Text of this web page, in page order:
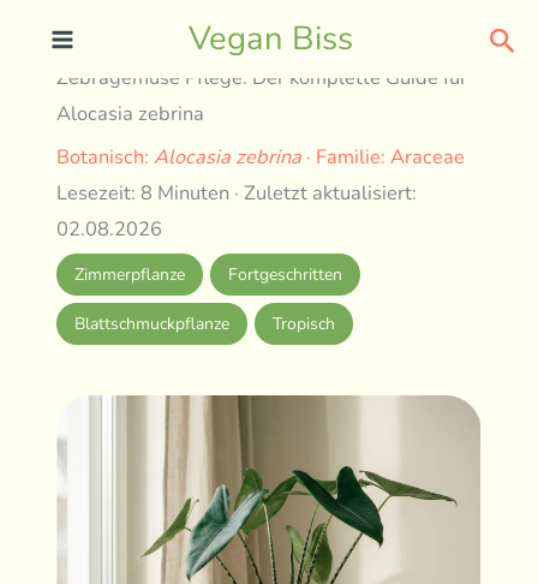
content
Vegan Biss
Zebragemüse Pflege: Der komplette Guide für
Alocasia zebrina
Botanisch:Alocasia zebrina · Familie: Araceae
Lesezeit: 8 Minuten · Zuletzt aktualisiert:
02.08.2026
Zimmerpflanze Fortgeschritten
Blattschmuckpflanze Tropisch